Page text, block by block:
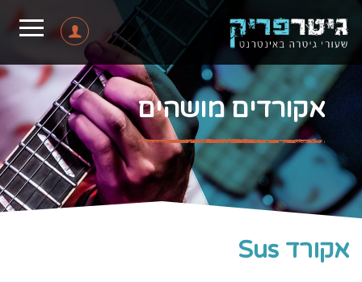
אקורדים מושהים
אקורד Sus